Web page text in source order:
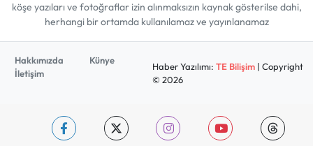
köşe yazıları ve fotoğraflar izin alınmaksızın kaynak gösterilse dahi,
herhangi bir ortamda kullanılamaz ve yayınlanamaz
Hakkımızda
Künye
İletişim
Haber Yazılımı: TE Bilişim| Copyright
© 2026